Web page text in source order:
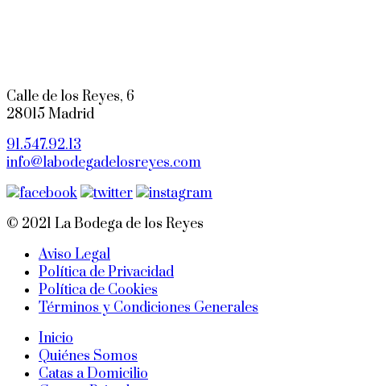
Calle de los Reyes, 6
28015 Madrid
91.547.92.13
info@labodegadelosreyes.com
© 2021 La Bodega de los Reyes
Aviso Legal
Política de Privacidad
Política de Cookies
Términos y Condiciones Generales
Inicio
Quiénes Somos
Catas a Domicilio